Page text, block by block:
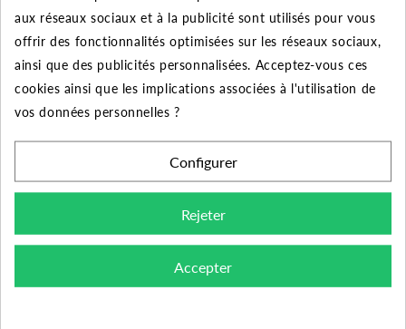
et fileté 3/4" (20/27), pour une longueur d’environ 6
cm. L'embout est conçu pour encaisser une pression de
service maximale de 4 bars à 20°C.
A quoi ça sert ?
tel que celui-ci permet d’effectuer un raccordement à
votre tuyau. Vous l’aurez sans doute remarqué lors d’un
virage serré vos tuyaux ont tendance à se « casser » ce
qui endommage fortement votre matériel.
aux réseaux sociaux et à la publicité sont utilisés pour vous
offrir des fonctionnalités optimisées sur les réseaux sociaux,
ainsi que des publicités personnalisées. Acceptez-vous ces
cookies ainsi que les implications associées à l'utilisation de
vos données personnelles ?
Configurer
Rejeter
Accepter